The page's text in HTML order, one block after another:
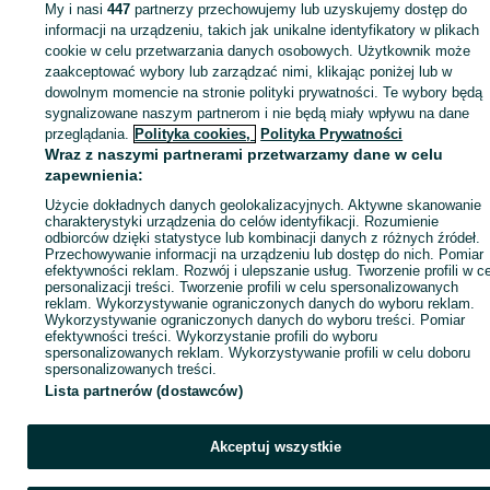
KATEGORIA
ID:868528805 Wyświetlenia:
Zadzwoń / SMS
My i nasi447 partnerzy przechowujemy lub uzyskujemy dostęp do
informacji na urządzeniu, takich jak unikalne identyfikatory w plikach
cookie w celu przetwarzania danych osobowych. Użytkownik może
zaakceptować wybory lub zarządzać nimi, klikając poniżej lub w
dowolnym momencie na stronie polityki prywatności. Te wybory będą
sygnalizowane naszym partnerom i nie będą miały wpływu na dane
przeglądania. Polityka cookies, Polityka Prywatności
Wraz z naszymi partnerami przetwarzamy dane w celu
zapewnienia:
Użycie dokładnych danych geolokalizacyjnych. Aktywne skanowanie
charakterystyki urządzenia do celów identyfikacji. Rozumienie
odbiorców dzięki statystyce lub kombinacji danych z różnych źródeł.
Przechowywanie informacji na urządzeniu lub dostęp do nich. Pomiar
efektywności reklam. Rozwój i ulepszanie usług. Tworzenie profili w
personalizacji treści. Tworzenie profili w celu spersonalizowanych
reklam. Wykorzystywanie ograniczonych danych do wyboru reklam.
Wykorzystywanie ograniczonych danych do wyboru treści. Pomiar
efektywności treści. Wykorzystanie profili do wyboru
spersonalizowanych reklam. Wykorzystywanie profili w celu doboru
spersonalizowanych treści.
Lista partnerów (dostawców)
Akceptuj wszystkie